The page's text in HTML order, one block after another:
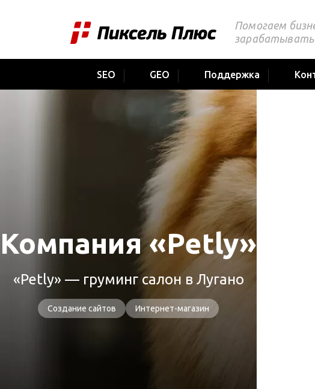
Помогаем
SEO GEO Поддержка
Компания «Petly»
«Petly» — груминг салон в Лугано
Создание сайтов Интернет-магазин